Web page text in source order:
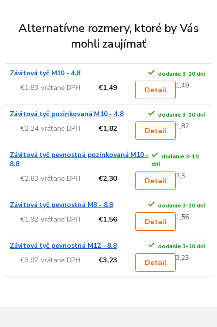
Alternatívne rozmery, ktoré by Vás
mohli zaujímať
Závitová tyč M10 - 4.8 dodanie 3-10 dní
€1,83 vrátane DPH €1,49 Detail 1,49
Závitová tyč pozinkovaná M10 - 4.8 dodanie 3-10 dní
€2,24 vrátane DPH €1,82 Detail 1,82
Závitová tyč pevnostná pozinkovaná M10 -
8.8
dodanie 3-10
dní
€2,83 vrátane DPH €2,30 Detail 2,3
Závitová tyč pevnostná M8 - 8.8 dodanie 3-10 dní
€1,92 vrátane DPH €1,56 Detail 1,56
Závitová tyč pevnostná M12 - 8.8 dodanie 3-10 dní
€3,97 vrátane DPH €3,23 Detail 3,23